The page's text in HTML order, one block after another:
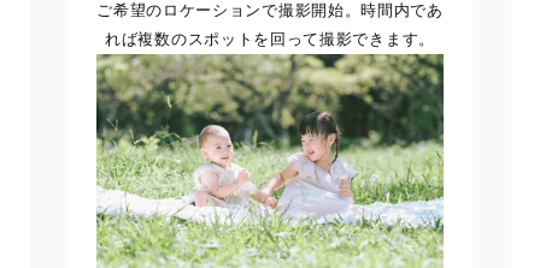
ご希望のロケーションで撮影開始。時間内であ
れば複数のスポットを回って撮影できます。